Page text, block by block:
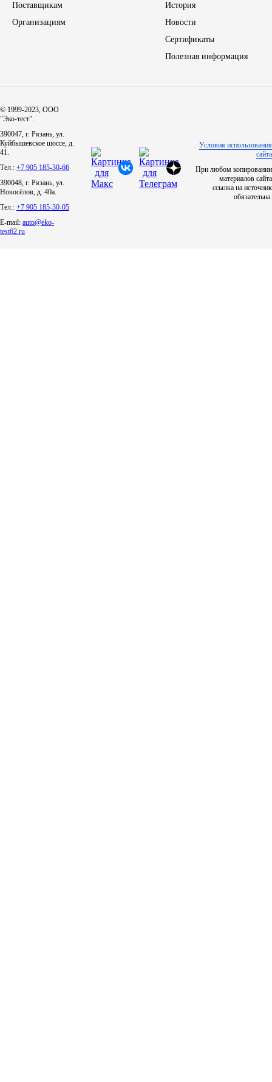
Поставщикам
Организациям
История
Новости
Сертификаты
Полезная информация
© 1999-2023, ООО
"Эко-тест".
390047, г. Рязань, ул.
Куйбышевское шоссе, д.
41.
Тел.: +7 905 185-30-66
390048, г. Рязань, ул.
Новосёлов, д. 40а.
Тел.: +7 905 185-30-05
E-mail: auto@eko-
test62.ru
Условия использования
сайта
При любом копировании
материалов сайта
ссылка на источник
обязательна.